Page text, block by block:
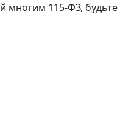
многим 115-ФЗ, будьте